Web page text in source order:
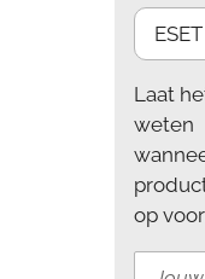
Laat
weten
op